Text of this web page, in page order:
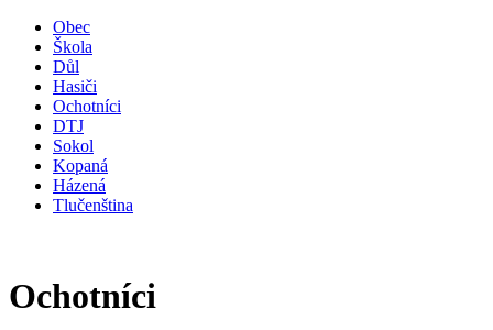
Obec
Škola
Důl
Hasiči
Ochotníci
DTJ
Sokol
Kopaná
Házená
Tlučenština
Ochotníci